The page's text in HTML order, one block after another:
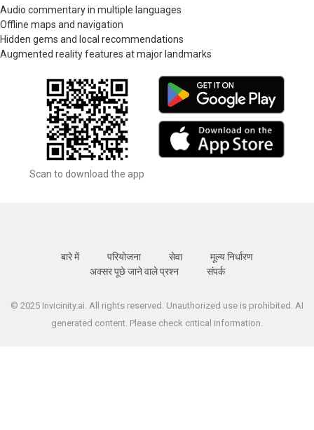
Audio commentary in multiple languages
Offline maps and navigation
Hidden gems and local recommendations
Augmented reality features at major landmarks
Scan to download the app
बारे में परियोजना सेवा
मूल्य निर्धारण
अक्सर पूछे जाने वाले प्रश्न
संपर्क
© 2025 Invicinity.ai. All rights reserved. Unauthorized use is prohibited. AI
generated content. Please check critical information.